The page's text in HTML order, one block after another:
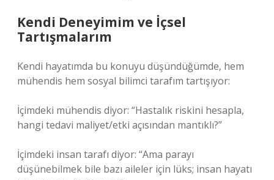
Kendi Deneyimim ve İçsel
Tartışmalarım
Kendi hayatımda bu konuyu düşündüğümde, hem
mühendis hem sosyal bilimci tarafım tartışıyor:
İçimdeki mühendis diyor: “Hastalık riskini hesapla,
hangi tedavi maliyet/etki açısından mantıklı?”
İçimdeki insan tarafı diyor: “Ama parayı
düşünebilmek bile bazı aileler için lüks; insan hayatı